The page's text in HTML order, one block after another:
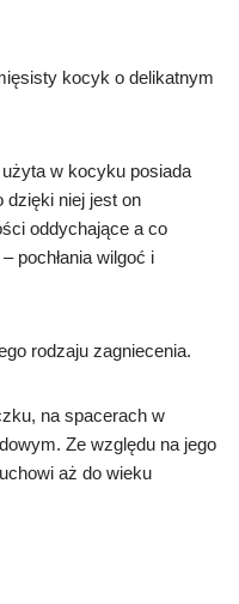
kocyk o delikatnym
w kocyku posiada
dzięki niej jest on
oddychające a co
pochłania wilgoć i
rodzaju zagniecenia.
na spacerach w
Ze względu na jego
aż do wieku